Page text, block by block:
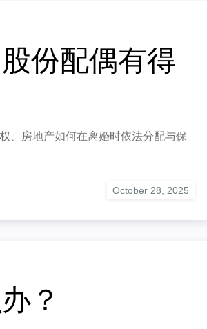
份配偶有得
、
房地产如何在离婚时依法分配与保
？